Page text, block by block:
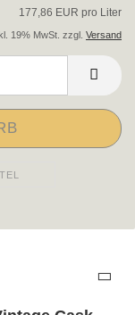
177,86 EUR pro Liter
19% MwSt. zzgl. Versand